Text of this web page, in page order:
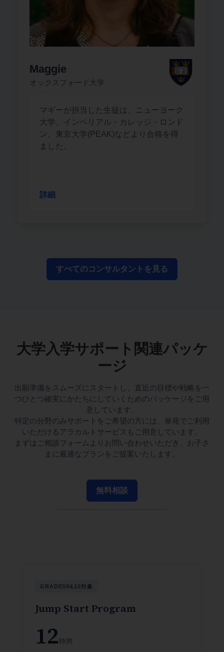
Maggie
オックスフォード大学
マギーが担当した生徒は、ニューヨーク
大学、インペリアル・カレッジ・ロンド
ン、東京大学(PEAK)などより合格を得
ました。
詳細
すべてのコンサルタントを見る
大学入学サポート関連パッケ
ージ
出願準備をスムーズにスタートし、直近の目標や戦略を一
つひとつ確実にかたちにしていくためのパッケージをご用
意しています。
特定の分野のみサポートをご希望の方には、単発でご利用
いただけるアラカルトサービスもご用意しています。
まずはご相談フォームよりお問い合わせいただき、お子さ
まに最適なプランをご提案いたします。
無料相談
GRADES9&10対象
Jump Start Program
12 時間